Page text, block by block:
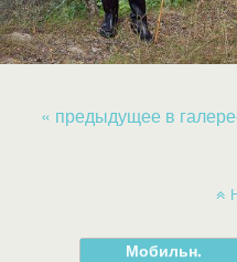
« предыдущее в
Мобильн.